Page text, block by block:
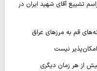
در شب مراسم تشییع آقای شهید ایران در
نیست
از هر زمان دیگری